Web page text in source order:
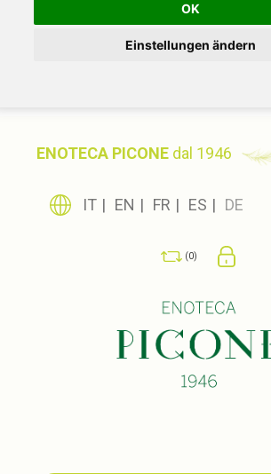
OK
Einstellungen ändern
ENOTECA PICONE dal 1946
IT EN FR ES DE
0